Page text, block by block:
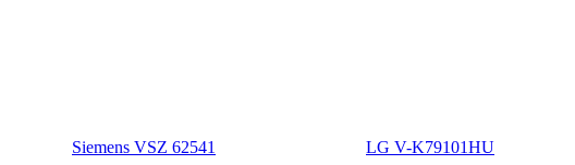
Siemens VSZ 62541 LG V-K79101HU